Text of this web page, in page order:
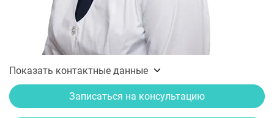
Показать контактные данные
Записаться на консультацию